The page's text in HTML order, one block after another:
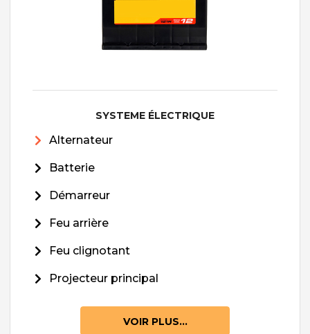
SYSTEME ÉLECTRIQUE
Alternateur
Batterie
Démarreur
Feu arrière
Feu clignotant
Projecteur principal
VOIR PLUS...